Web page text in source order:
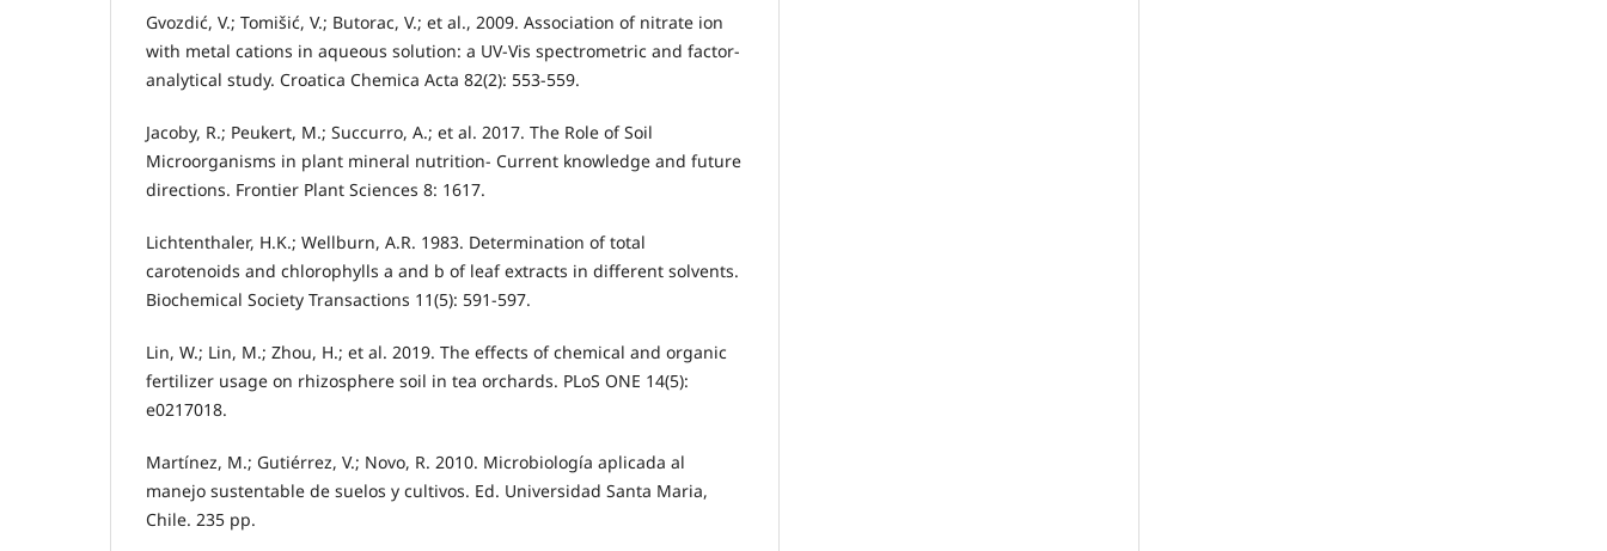
Gvozdić, V.; Tomišić, V.; Butorac, V.; et al., 2009. Association of nitrate ion
with metal cations in aqueous solution: a UV-Vis spectrometric and factor-
analytical study. Croatica Chemica Acta 82(2): 553-559.
Jacoby, R.; Peukert, M.; Succurro, A.; et al. 2017. The Role of Soil
Microorganisms in plant mineral nutrition- Current knowledge and future
directions. Frontier Plant Sciences 8: 1617.
Lichtenthaler, H.K.; Wellburn, A.R. 1983. Determination of total
carotenoids and chlorophylls a and b of leaf extracts in different solvents.
Biochemical Society Transactions 11(5): 591-597.
Lin, W.; Lin, M.; Zhou, H.; et al. 2019. The effects of chemical and organic
fertilizer usage on rhizosphere soil in tea orchards. PLoS ONE 14(5):
e0217018.
Martínez, M.; Gutiérrez, V.; Novo, R. 2010. Microbiología aplicada al
manejo sustentable de suelos y cultivos. Ed. Universidad Santa Maria,
Chile. 235 pp.